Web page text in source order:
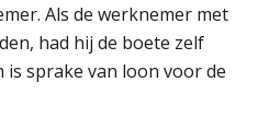
Als de werknemer met
had hij de boete zelf
is sprake van loon voor de
VPS (NIRPA PE)
Praehep